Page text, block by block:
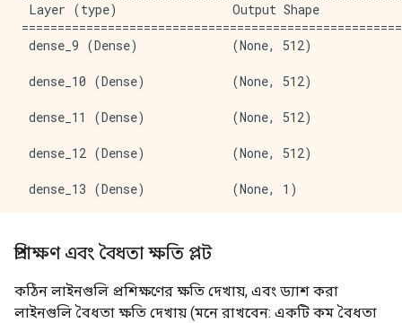
Layer (type)                Output Shape
dense_9 (Dense)             (None, 512)
dense_10 (Dense)            (None, 512)
dense_11 (Dense)            (None, 512)
dense_12 (Dense)            (None, 512)
dense_13 (Dense)            (None, 1)
Total params: 803,329
Trainable params: 803,329
Non-trainable params: 0
প্রশিক্ষণ এবং বৈধতা ক্ষতি প্লট
কঠিন লাইনগুলি প্রশিক্ষণের ক্ষতি দেখায়, এবং ড্যাশ করা
লাইনগুলি বৈধতা ক্ষতি দেখায় (মনে রাখবেন: একটি কম বৈধতা